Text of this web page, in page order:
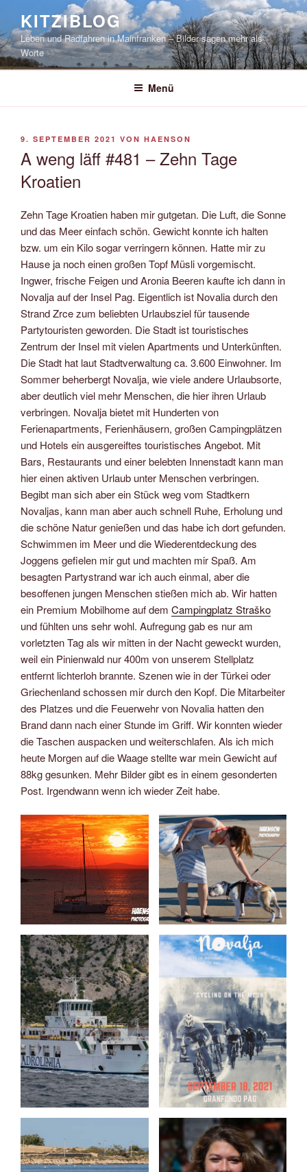
springen
KITZIBLOG
Leben und Radfahren in Mainfranken – Bilder sagen mehr als
Worte
Menü
VERÖFFENTLICHT
9. SEPTEMBER 2021 VON HAENSON
A weng läff #481 – Zehn Tage
Kroatien
Zehn Tage Kroatien haben mir gutgetan. Die Luft, die Sonne
und das Meer einfach schön. Gewicht konnte ich halten
bzw. um ein Kilo sogar verringern können. Hatte mir zu
Hause ja noch einen großen Topf Müsli vorgemischt.
Ingwer, frische Feigen und Aronia Beeren kaufte ich dann in
Novalja auf der Insel Pag. Eigentlich ist Novalia durch den
Strand Zrce zum beliebten Urlaubsziel für tausende
Partytouristen geworden. Die Stadt ist touristisches
Zentrum der Insel mit vielen Apartments und Unterkünften.
Die Stadt hat laut Stadtverwaltung ca. 3.600 Einwohner. Im
Sommer beherbergt Novalja, wie viele andere Urlaubsorte,
aber deutlich viel mehr Menschen, die hier ihren Urlaub
verbringen. Novalja bietet mit Hunderten von
Ferienapartments, Ferienhäusern, großen Campingplätzen
und Hotels ein ausgereiftes touristisches Angebot. Mit
Bars, Restaurants und einer belebten Innenstadt kann man
hier einen aktiven Urlaub unter Menschen verbringen.
Begibt man sich aber ein Stück weg vom Stadtkern
Novaljas, kann man aber auch schnell Ruhe, Erholung und
die schöne Natur genießen und das habe ich dort gefunden.
Schwimmen im Meer und die Wiederentdeckung des
Joggens gefielen mir gut und machten mir Spaß. Am
besagten Partystrand war ich auch einmal, aber die
besoffenen jungen Menschen stießen mich ab. Wir hatten
ein Premium Mobilhome auf dem Campingplatz Straško
und fühlten uns sehr wohl. Aufregung gab es nur am
vorletzten Tag als wir mitten in der Nacht geweckt wurden,
weil ein Pinienwald nur 400m von unserem Stellplatz
entfernt lichterloh brannte. Szenen wie in der Türkei oder
Griechenland schossen mir durch den Kopf. Die Mitarbeiter
des Platzes und die Feuerwehr von Novalia hatten den
Brand dann nach einer Stunde im Griff. Wir konnten wieder
die Taschen auspacken und weiterschlafen. Als ich mich
heute Morgen auf die Waage stellte war mein Gewicht auf
88kg gesunken. Mehr Bilder gibt es in einem gesonderten
Post. Irgendwann wenn ich wieder Zeit habe.